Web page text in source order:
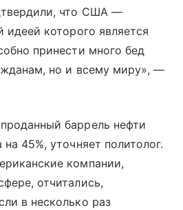
что США —
идеей которого является
принести много бед
но и всему миру», —
баррель нефти
45%, уточняет политолог.
компании,
отчитались,
в несколько раз